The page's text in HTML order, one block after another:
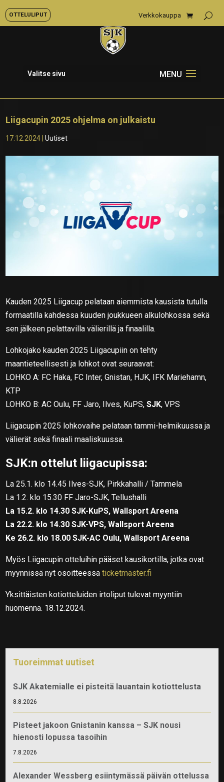
OTTELULIPUT Verkkokauppa
Valitse sivu
Liigacupin 2025 ohjelma on julkaistu
17.12.2024 |Uutiset
Kauden 2025 Liigacup pelataan aiemmista kausista tutulla
formaatilla kahdessa kuuden joukkueen alkulohkossa sekä
sen jälkeen pelattavilla välierillä ja finaalilla.
Lohkojako kauden 2025 Liigacupiin on tehty
maantieteellisesti ja lohkot ovat seuraavat:
LOHKO A: FC Haka, FC Inter, Gnistan, HJK, IFK Mariehamn,
KTP
LOHKO B: AC Oulu, FF Jaro, Ilves, KuPS,SJK, VPS
Liigacupin 2025 lohkovaihe pelataan tammi-helmikuussa ja
välierät sekä finaali maaliskuussa.
SJK:n ottelut liigacupissa:
La 25.1. klo 14.45 Ilves-SJK, Pirkkahalli / Tammela
La 1.2. klo 15.30 FF Jaro-SJK, Tellushalli
La 15.2. klo 14.30 SJK-KuPS, Wallsport Areena
La 22.2. klo 14.30 SJK-VPS, Wallsport Areena
Ke 26.2. klo 18.00 SJK-AC Oulu, Wallsport Areena
Myös Liigacupin otteluihin pääset kausikortilla, jotka ovat
myynnissä nyt osoitteessaticketmaster.fi
Yksittäisten kotiotteluiden irtoliput tulevat myyntiin
huomenna. 18.12.2024.
Tuoreimmat uutiset
SJK Akatemialle ei pisteitä lauantain kotiottelusta
8.8.2026
Pisteet jakoon Gnistanin kanssa – SJK nousi
hienosti lopussa tasoihin
7.8.2026
Alexander Wessberg esiintymässä päivän ottelussa